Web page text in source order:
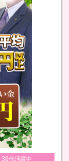
30代活躍中